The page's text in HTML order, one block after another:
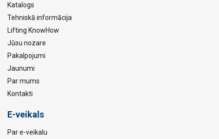
Katalogs
Tehniskā informācija
Lifting KnowHow
Jūsu nozare
Pakalpojumi
Jaunumi
Par mums
Kontakti
E-veikals
Par e-veikalu